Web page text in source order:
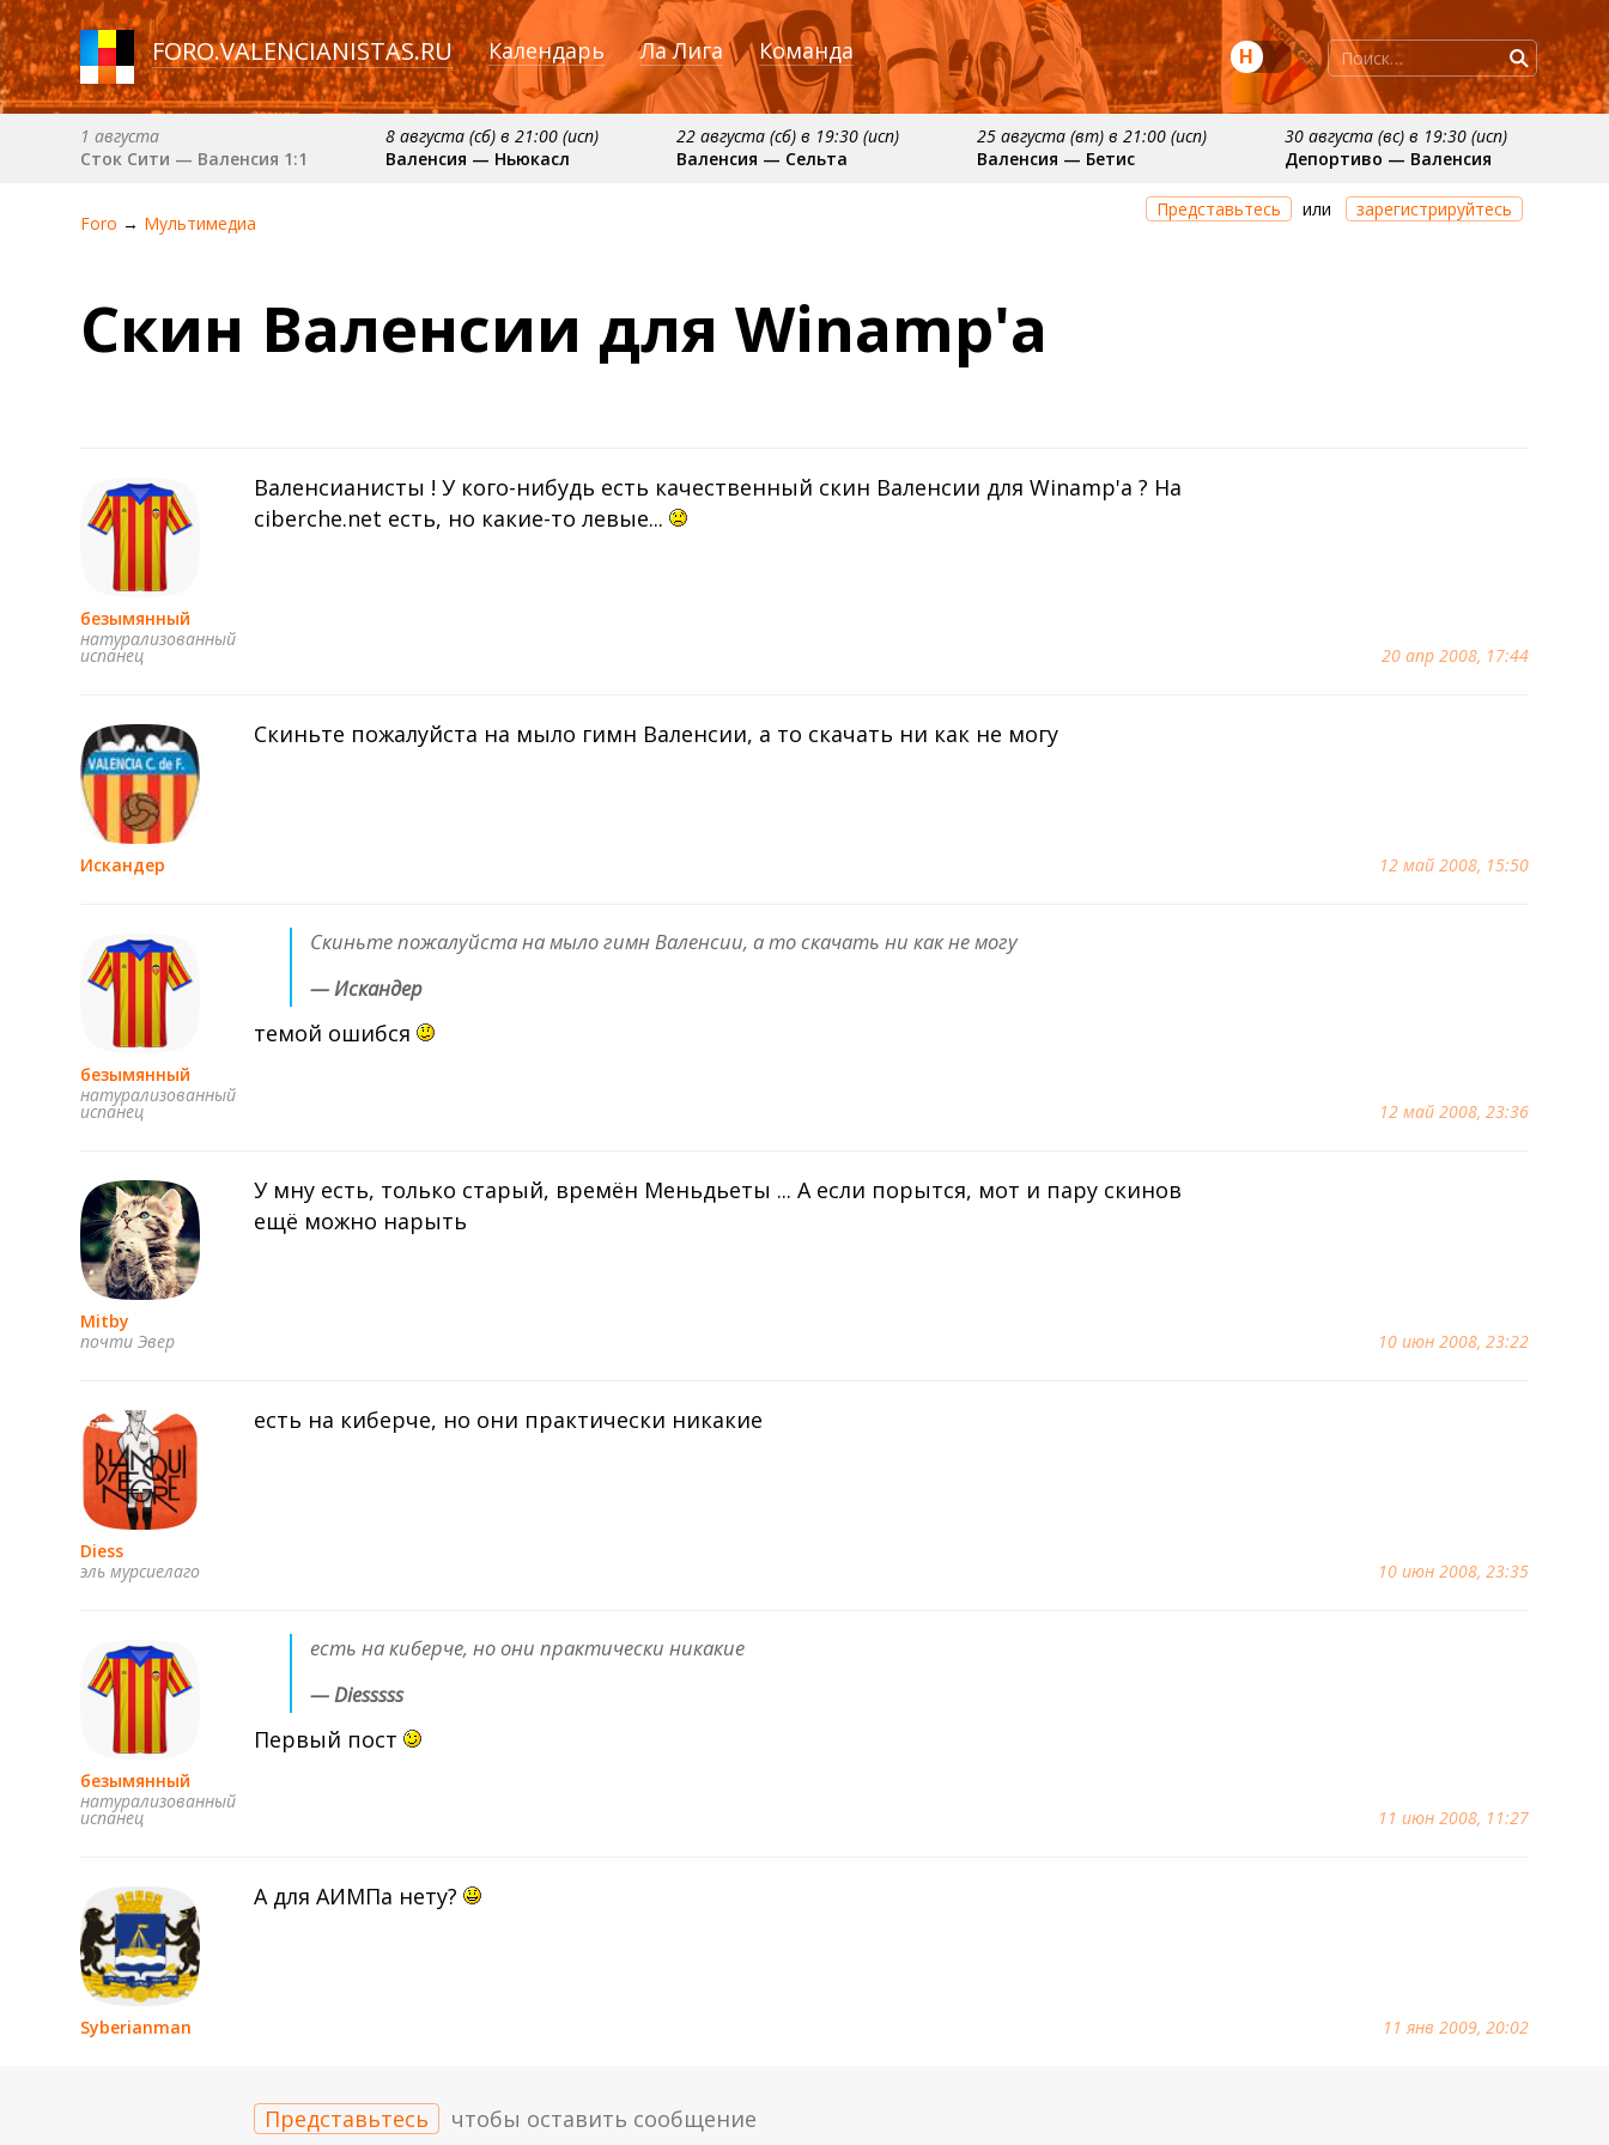
FORO.VALENCIANISTAS.RU Календарь Ла Лига Команда Н
1 августа
Сток Сити — Валенсия 1:1
8 августа (сб) в 21:00 (исп)
Валенсия — Ньюкасл
22 августа (сб) в 19:30 (исп)
Валенсия — Сельта
25 августа (вт) в 21:00 (исп)
Валенсия — Бетис
30 августа (вс) в 19:30 (исп)
Депортиво — Валенсия
Валенсия — Барселона
примерно 11 октября
Расинг — Валенсия
Foro → Мультимедиа
Представьтесь или зарегистрируйтесь
Скин Валенсии для Winamp'a
безымянный
натурализованный
испанец 20 апр 2008, 17:44
Валенсианисты ! У кого-нибудь есть качественный скин Валенсии для Winamp'a ? На
ciberche.net есть, но какие-то левые...
Искандер 12 май 2008, 15:50
Скиньте пожалуйста на мыло гимн Валенсии, а то скачать ни как не могу
безымянный
натурализованный
испанец 12 май 2008, 23:36
— Искандер
Скиньте пожалуйста на мыло гимн Валенсии, а то скачать ни как не могу
темой ошибся
Mitby
почти Эвер
10 июн 2008, 23:22
У мну есть, только старый, времён Меньдьеты ... А если порытся, мот и пару скинов
ещё можно нарыть
Diess
эль мурсиелаго
10 июн 2008, 23:35
есть на киберче, но они практически никакие
безымянный
натурализованный
испанец 11 июн 2008, 11:27
— Diesssss
есть на киберче, но они практически никакие
Первый пост
Sуberiаnman 11 янв 2009, 20:02
А для АИМПа нету?
Представьтесь чтобы оставить сообщение